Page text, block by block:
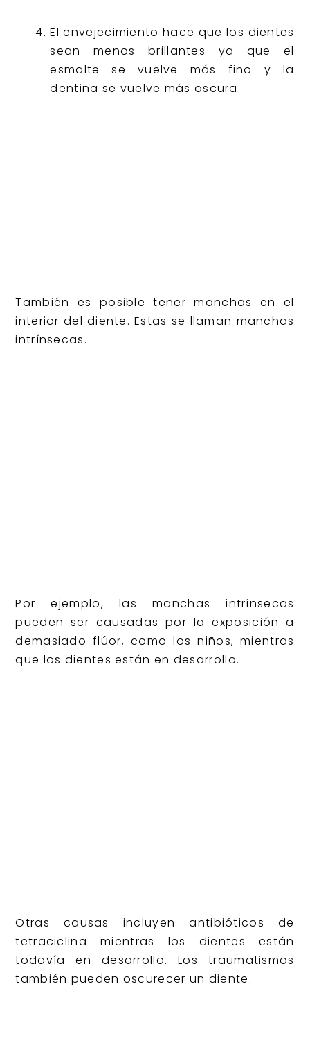
El envejecimiento hace que los dientes
sean menos brillantes ya que el
esmalte se vuelve más fino y la
dentina se vuelve más oscura.
También es posible tener manchas en el
interior del diente. Estas se llaman manchas
intrínsecas.
Por ejemplo, las manchas intrínsecas
pueden ser causadas por la exposición a
demasiado flúor, como los niños, mientras
que los dientes están en desarrollo.
Otras causas incluyen antibióticos de
tetraciclina mientras los dientes están
todavía en desarrollo. Los traumatismos
también pueden oscurecer un diente.